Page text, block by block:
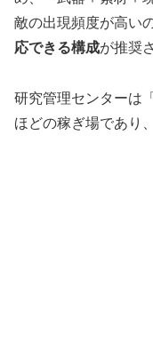
敵の出現頻度が高い
応できる構成が推奨
研究管理センターは
ほどの稼ぎ場であり